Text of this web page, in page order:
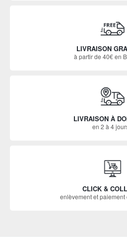
LIVRAISON
à partir de 40€ en
LIVRAISON À
en 2 à 4
CLICK &
enlèvement et paiement